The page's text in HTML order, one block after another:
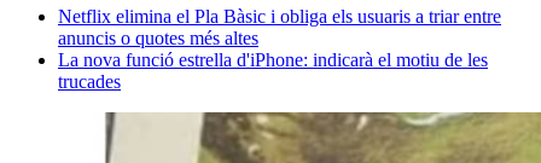
Netflix elimina el Pla Bàsic i obliga els usuaris a triar entre
anuncis o quotes més altes
La nova funció estrella d'iPhone: indicarà el motiu de les
trucades